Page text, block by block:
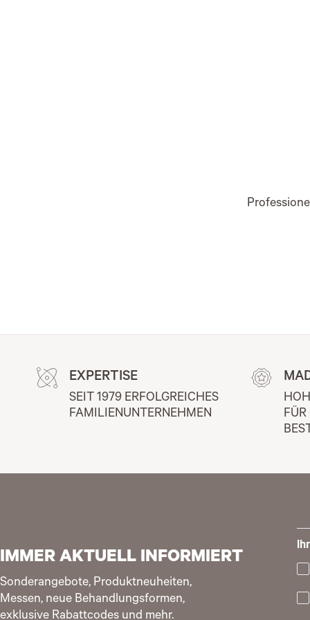
EXPERTISE
SEIT 1979 ERFOLGREICHES
FAMILIENUNTERNEHMEN
IMMER AKTUELL INFORMIERT
Sonderangebote, Produktneuheiten,
Messen, neue Behandlungsformen,
exklusive Rabattcodes und mehr.